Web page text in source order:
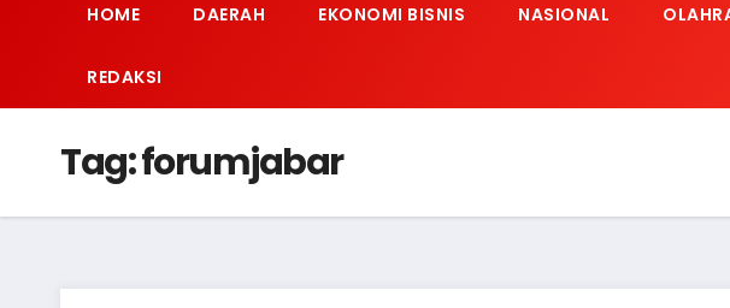
HOME DAERAH EKONOMI BISNIS NASIONAL
REDAKSI
Tag:forumjabar